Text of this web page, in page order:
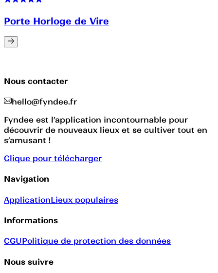
Porte Horloge de Vire
Nous contacter
hello@fyndee.fr
Fyndee est l’application incontournable pour
découvrir de nouveaux lieux et se cultiver tout en
s’amusant !
Clique pour télécharger
Navigation
ApplicationLieux populaires
Informations
CGUPolitique de protection des données
Nous suivre